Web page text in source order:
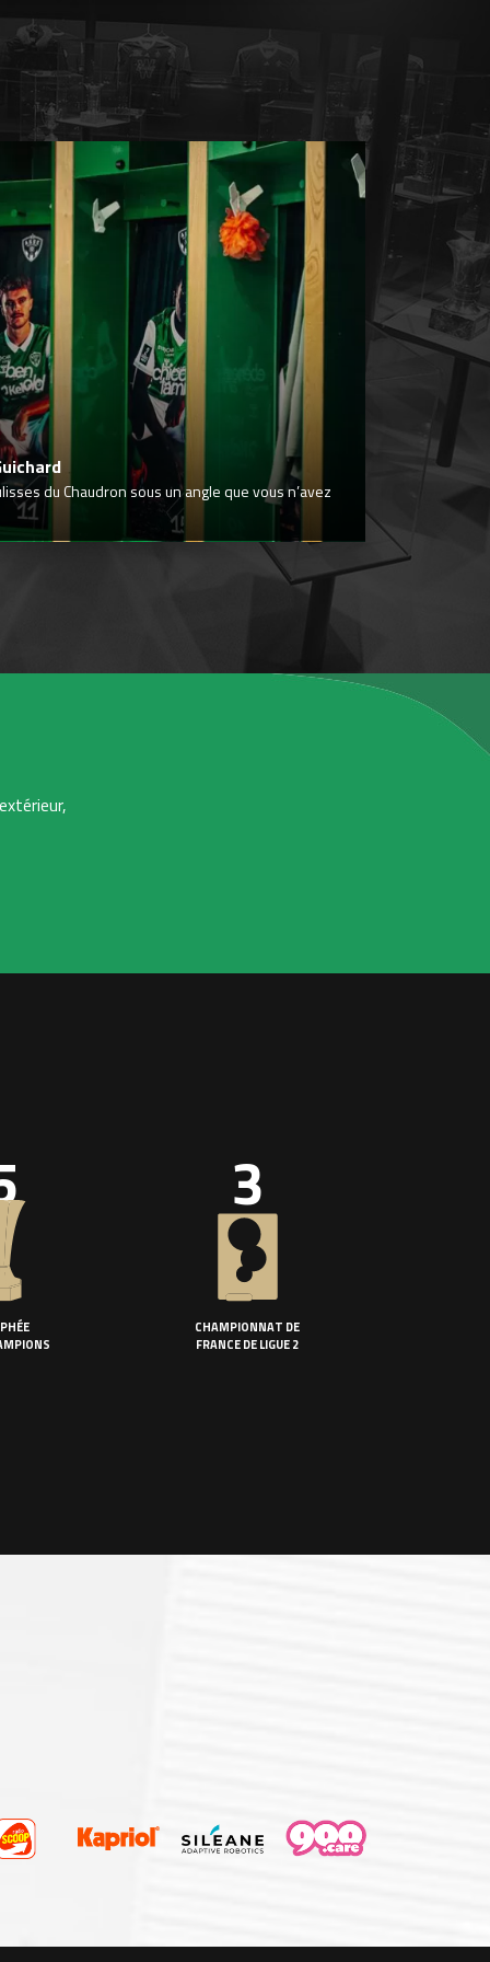
du Chaudron sous un angle que vous n’avez
3
CHAMPIONNAT DE
FRANCE DE LIGUE 2